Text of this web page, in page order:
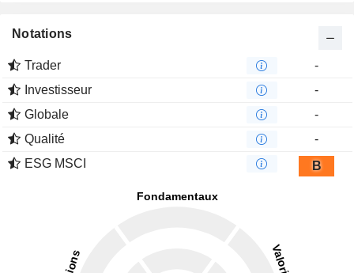
Notations
Trader
-
Investisseur
-
Globale
-
Qualité
-
ESG MSCI
B